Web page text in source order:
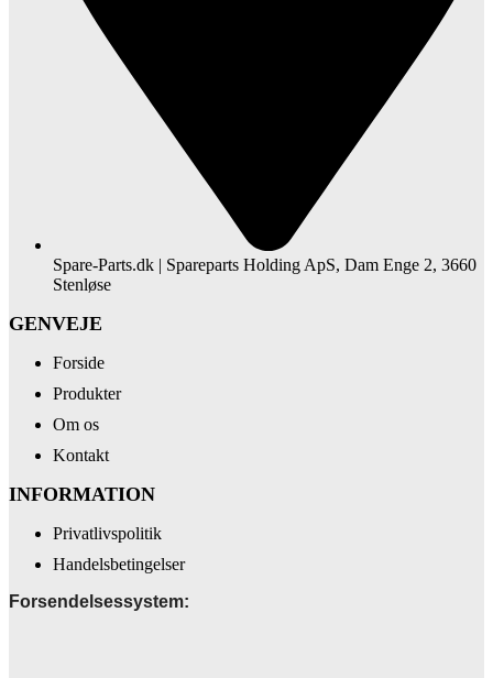
Spare-Parts.dk | Spareparts Holding ApS, Dam Enge 2, 3660
Stenløse
GENVEJE
Forside
Produkter
Om os
Kontakt
INFORMATION
Privatlivspolitik
Handelsbetingelser
Forsendelsessystem: